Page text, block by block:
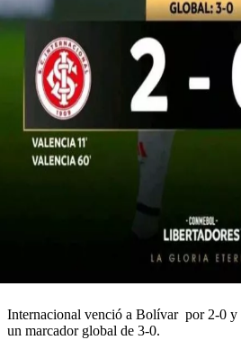
Internacional venció a Bolívar por 2-0 y
un marcador global de 3-0.